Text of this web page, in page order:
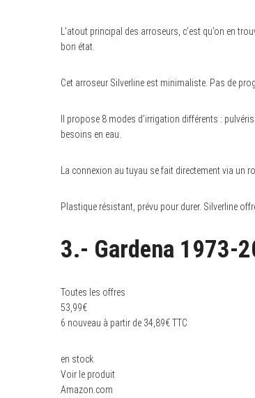
L’atout principal des arroseurs, c’est qu’on en
bon état.
Cet arroseur Silverline est minimaliste. Pas de
Il propose 8 modes d’irrigation différents :
besoins en eau.
La connexion au tuyau se fait directement via un
Plastique résistant, prévu pour durer. Silverline
3.- Gardena 1973-
Toutes les offres
53,99€
6 nouveau à partir de 34,89€ TTC
en stock
Voir le produit
Amazon.com